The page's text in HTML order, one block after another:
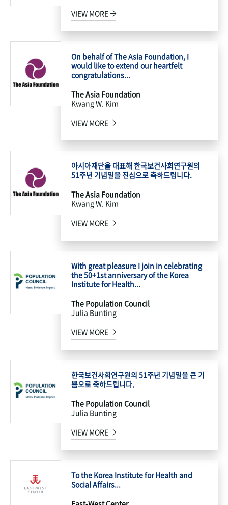
VIEW MORE
On behalf of The Asia Foundation, I
would like to extend our heartfelt
congratulations...
The Asia Foundation
Kwang W. Kim
VIEW MORE
아시아재단을 대표해 한국보건사회연구원의
51주년 기념일을 진심으로 축하드립니다.
The Asia Foundation
Kwang W. Kim
VIEW MORE
With great pleasure I join in celebrating
the 50+1st anniversary of the Korea
Institute for Health...
The Population Council
Julia Bunting
VIEW MORE
한국보건사회연구원의 51주년 기념일을 큰 기
쁨으로 축하드립니다.
The Population Council
Julia Bunting
VIEW MORE
To the Korea Institute for Health and
Social Affairs...